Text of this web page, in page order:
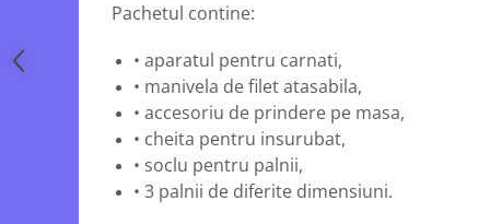
Drujbe pe benzina
Echipamente ferma
Freze pentru zapada
Instalatii sanitare
Masini de maturat si accesorii
Aparate de sudura cu plasma
Invertoare sudura - IGBT / MMA
Accesorii auto
Compresoare aer
Echipamente industriale de
brichetare / peletizare
Pachetul contine:
• aparatul pentru carnati,
• manivela de filet atasabila,
• accesoriu de prindere pe masa,
• cheita pentru insurubat,
• soclu pentru palnii,
• 3 palnii de diferite dimensiuni.